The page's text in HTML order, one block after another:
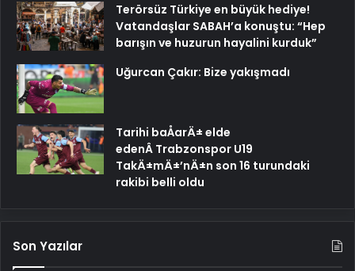
Terörsüz Türkiye en büyük hediye!
Vatandaşlar SABAH’a konuştu: “Hep
barışın ve huzurun hayalini kurduk”
Uğurcan Çakır: Bize yakışmadı
Tarihi baÅarÄ± elde
edenÂ Trabzonspor U19
TakÄ±mÄ±’nÄ±n son 16 turundaki
rakibi belli oldu
Son Yazılar